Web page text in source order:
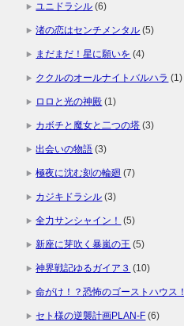
ユニドラシル (6)
渚の恋はセンチメンタル (5)
まだまだ！星に願いを (4)
ククルのオールナイトバルハラ (1)
ロロと光の神殿 (1)
カボチと魔女と二つの塔 (3)
出会いの物語 (3)
極夜に沈む刻の輪廻 (7)
カジキドラシル (3)
全力サンシャイン！ (5)
新座に芽吹く暴嵐の王 (5)
神界戦記ゆるガイア３ (10)
命がけ！？恐怖のゴーストハウス！
セト様の逆襲計画PLAN-F (6)